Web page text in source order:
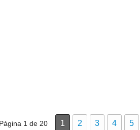
1 de 20 1 2 3 4 5